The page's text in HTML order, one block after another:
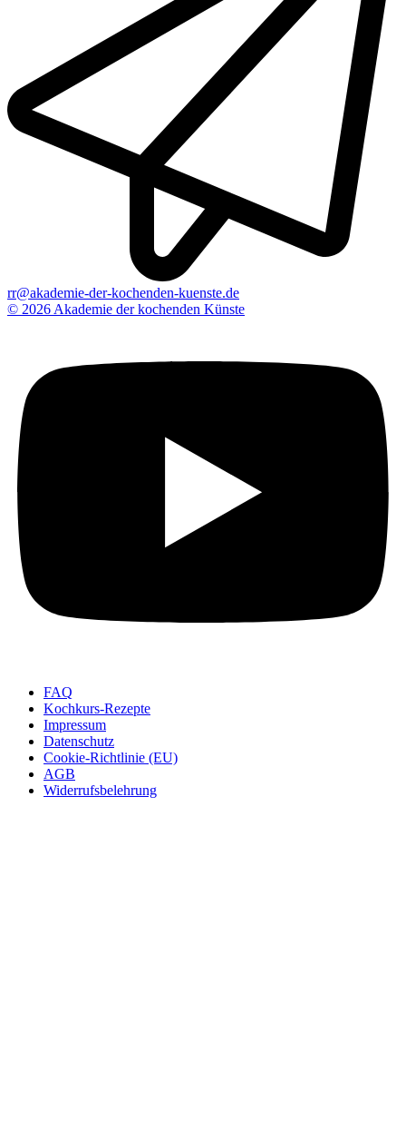
rr@akademie-der-kochenden-kuenste.de
© 2026 Akademie der kochenden Künste
FAQ
Kochkurs-Rezepte
Impressum
Datenschutz
Cookie-Richtlinie (EU)
AGB
Widerrufsbelehrung